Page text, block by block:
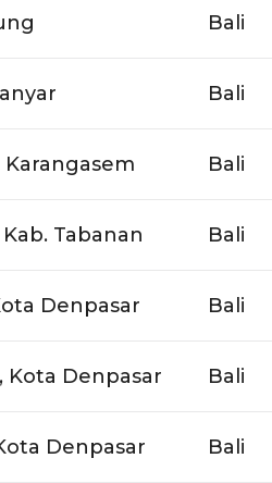
Bali
Bali
Karangasem Bali
Tabanan Bali
Denpasar Bali
Kota Denpasar Bali
Denpasar Bali